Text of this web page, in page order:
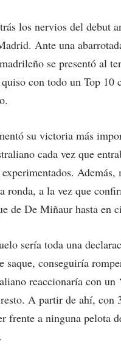
los nervios del debut
Ante una
se presentó al
con todo un Top
su victoria más
cada vez que
ronda, a la vez que
de De Miñaur hasta en
sería toda una
saque, conseguiría
reaccionaría con un
A partir de ahí, con
frente a ninguna pelota